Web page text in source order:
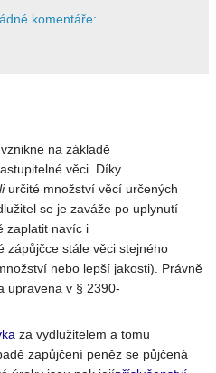
komentáře:
vznikne na základě
věci. Díky
určité množství věcí určených
se je zaváže po uplynutí
zaplatit navíc i
zápůjčce stále věci stejného
nebo lepší jakosti). Právně
upravena v § 2390-
za vydlužitelem a tomu
zapůjčení peněz se půjčená